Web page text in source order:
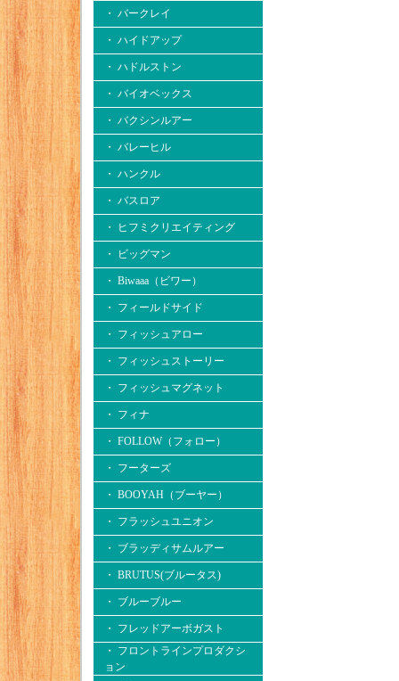
・ バークレイ
・ ハイドアップ
・ ハドルストン
・ バイオベックス
・ バクシンルアー
・ バレーヒル
・ ハンクル
・ バスロア
・ ヒフミクリエイティング
・ ビッグマン
・ Biwaaa（ビワー）
・ フィールドサイド
・ フィッシュアロー
・ フィッシュストーリー
・ フィッシュマグネット
・ フィナ
・ FOLLOW（フォロー）
・ フーターズ
・ BOOYAH（ブーヤー）
・ フラッシュユニオン
・ ブラッディサムルアー
・ BRUTUS(ブルータス)
・ ブルーブルー
・ フレッドアーボガスト
・ フロントラインプロダクシ
ョン